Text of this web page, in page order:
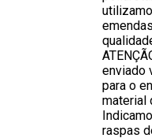
enviado
para o
material
raspas